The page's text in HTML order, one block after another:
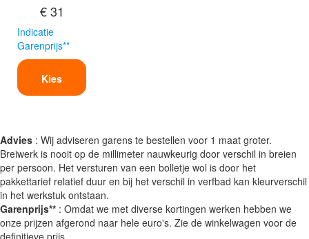
€ 31
Indicatie
Garenprijs**
Kies
Advies : Wij adviseren garens te bestellen voor 1 maat groter.
Breiwerk is nooit op de millimeter nauwkeurig door verschil in breien
per persoon. Het versturen van een bolletje wol is door het
pakkettarief relatief duur en bij het verschil in verfbad kan kleurverschil
in het werkstuk ontstaan.
Garenprijs** : Omdat we met diverse kortingen werken hebben we
onze prijzen afgerond naar hele euro's. Zie de winkelwagen voor de
definitieve prijs.